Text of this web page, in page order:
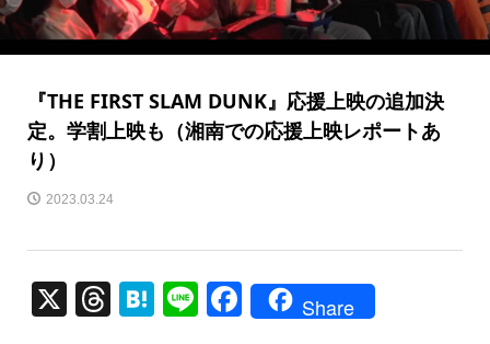
『THE FIRST SLAM DUNK』応援上映の追加決
定。学割上映も（湘南での応援上映レポートあ
り）
2023.03.24
X
T
H
Li
F
Share